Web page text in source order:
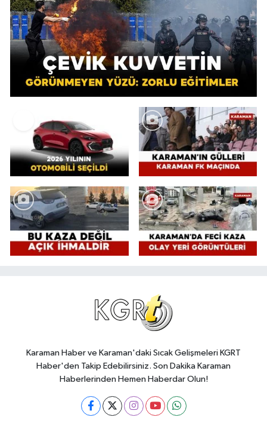
Karaman Haber ve Karaman'daki Sıcak Gelişmeleri KGRT
Haber'den Takip Edebilirsiniz. Son Dakika Karaman
Haberlerinden Hemen Haberdar Olun!